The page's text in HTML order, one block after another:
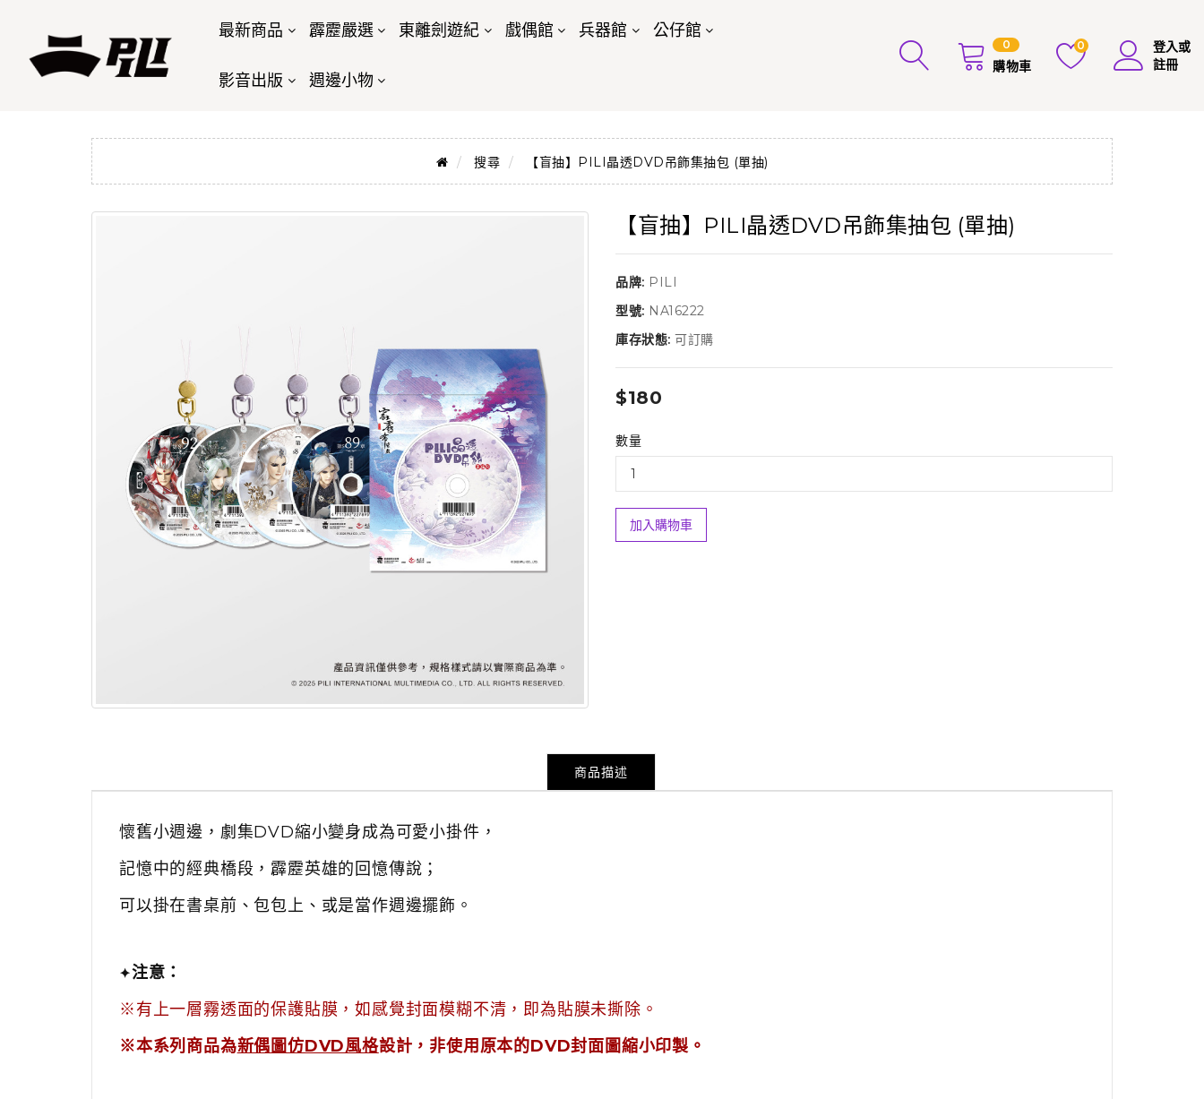
最新商品 霹靂嚴選 東離劍遊紀 戲偶館 兵器館 公仔館
影音出版 週邊小物
0
購物車
0
登入或
註冊
搜尋 【盲抽】PILI晶透DVD吊飾集抽包 (單抽)
【盲抽】PILI晶透DVD吊飾集抽包 (單抽)
品牌: PILI
型號: NA16222
庫存狀態: 可訂購
$180
數量
加入購物車
商品描述
懷舊小週邊， 劇集DVD縮小變身成為可愛小掛件，
記憶中的經典橋段，霹靂英雄的回憶傳說；
可以掛在書桌前、包包上、或是當作週邊擺飾。
✦注意：
※有上一層霧透面的保護貼膜，如感覺封面模糊不清，即為貼膜未撕除。
※本系列商品為新偶圖仿DVD風格設計，非使用原本的DVD封面圖縮小印製。